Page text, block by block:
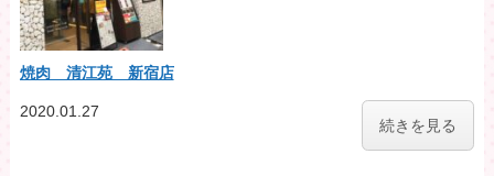
焼肉 清江苑 新宿店
続きを見る
2020.01.27